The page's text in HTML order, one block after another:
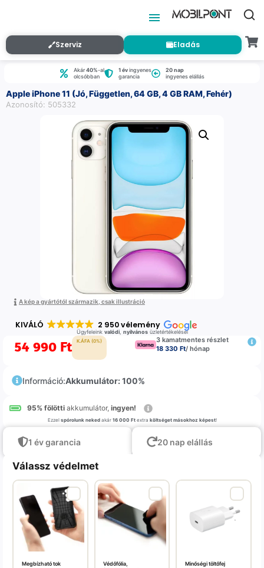
Szerviz Eladás
Akár40%-al
olcsóbban
1 évingyenes
garancia
20 nap
ingyenes elállás
Apple iPhone 11 (Jó, Független, 64 GB, 4 GB RAM, Fehér)
Azonosító: 505332
A kép a gyártótól származik, csak illustráció
KIVÁLÓ 2 950 vélemény
Ügyfeleink valódi, nyilvánosüzletértékelései
54 990 Ft K.ÁFA (0%)
3 kamatmentes részlet
18 330 Ft/ hónap
Információ:Akkumulátor: 100%
95% fölötti akkumulátor, ingyen!
Ezzel spórolunk nekedakár 16 000 Ftextra költséget másokhoz képest!
1 év garancia 20 nap elállás
Válassz védelmet
Megbízható tok
Védőfólia,
Minőségi töltőfej